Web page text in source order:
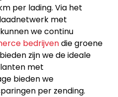
per lading. Via het
met
we continu
bedrijvendie groene
zijn we de ideale
met
bieden we
per zending.